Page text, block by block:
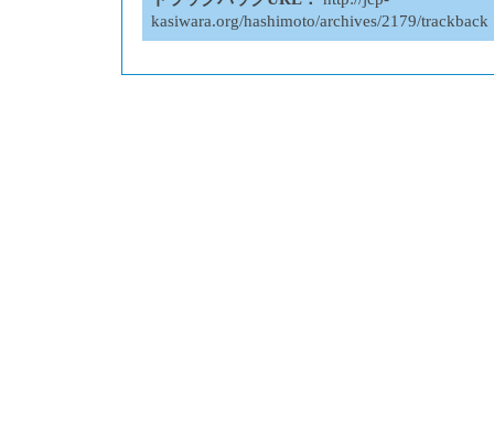
kasiwara.org/hashimoto/archives/2179/trackback